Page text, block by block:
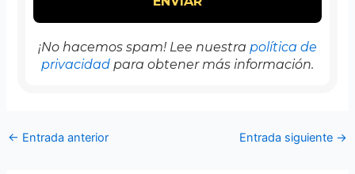
¡No hacemos spam! Lee nuestra política de
privacidad para obtener más información.
← Entrada anterior Entrada siguiente →